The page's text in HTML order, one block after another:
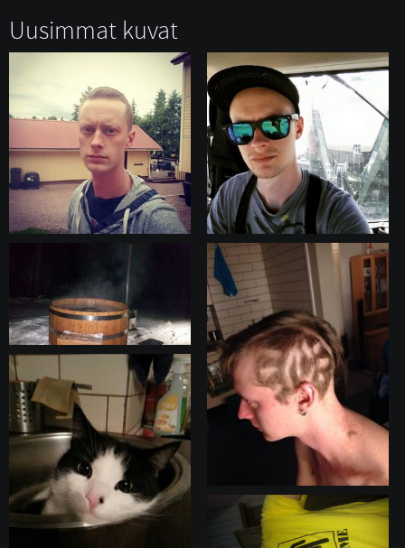
Uusimmat kuvat